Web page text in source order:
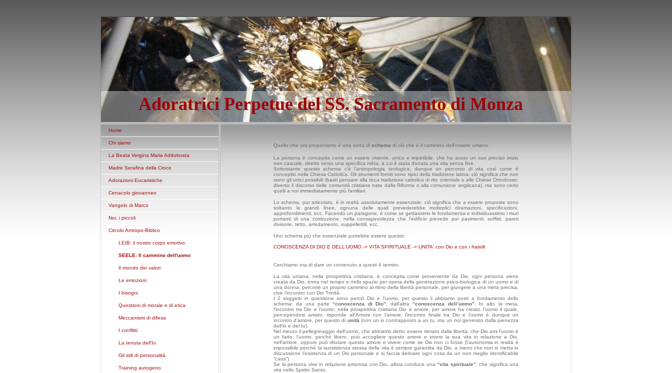
Adoratrici Perpetue del SS. Sacramento di Monza
Home
Chi siamo
La Beata Vergina Maria Addolorata
Madre Serafina della Croce
Adorazioni Eucaristiche
Cenacolo giovanneo
Vangelo di Marco
Noi, i piccoli
Circolo Antropo-Biblico
LEIB: il nostro corpo emotivo
SEELE: Il cammino dell'uomo
Il mondo dei valori
Le emozioni
I bisogni
Questioni di morale e di etica
Meccanismi di difesa
I conflitti
La tenuta dell'Io
Gli stili di personalità
Training autogeno
Quello che ora proponiamo è una sorta di schema di ciò che è il cammino dell’essere umano.
La persona è concepita come un essere vivente, unico e irripetibile, che ha avuto un suo preciso inizio
non casuale, diretto verso una specifica mèta, a cui è stata donata una vita senza fine.
Sottostante questo schema c’è l’antropologia teologica; dunque un percorso di vita così come è
concepito nella Chiesa Cattolica. Gli strumenti forniti sono tipici della tradizione latina: ciò significa che non
sono gli unici possibili (basti pensare alla ricca tradizione cattolica di rito orientale o alle Chiese Ortodosse;
diverso il discorso delle comunità cristiane nate dalla Riforma o alla comunione anglicana), ma sono certo
quelli a noi immediatamente più familiari
Lo schema, pur articolato, è in realtà assolutamente essenziale; ciò significa che a essere proposte sono
soltanto le grandi linee, ognuna delle quali prevederebbe molteplici diramazioni, specificazioni,
approfondimenti, ecc. Facendo un paragone, è come se gettassimo le fondamenta e individuassimo i muri
portanti di una costruzione, nella consapevolezza che l’edificio prevede poi pavimenti, soffitti, pareti
divisorie, tetto, arredamento, suppellettili, ecc.
Uno schema più che essenziale potrebbe essere questo:
CONOSCENZA DI DIO E DELL'UOMO -> VITA SPIRITUALE -> UNITA' con Dio e con i fratelli
Cerchiamo ora di dare un contenuto a questi 4 termini.
La vita umana, nella prospettiva cristiana, è concepita come proveniente da Dio; ogni persona viene
creata da Dio, entra nel tempo e nello spazio per opera della generazione psico-biologica di un uomo e di
una donna, percorre un proprio cammino al ritmo della libertà personale, per giungere a una meta precisa,
cioè l’incontro con Dio Trinità.
I 2 soggetti in questione sono perciò Dio e l’uomo; per questo li abbiamo posti a fondamento dello
schema: da una parte“conoscenza di Dio”, dall’altra“conoscenza dell’uomo”. In alto la meta,
l’incontro tra Dio e l’uomo; nella prospettiva cristiana Dio è amore, per amore ha creato l’uomo il quale,
percependosi amato, risponde all’Amore con l’amore: l’incontro finale tra Dio e l’uomo è dunque un
incontro d’amore, per questo di unità (non un io contrapposto a un tu, ma un noi generato dalla pienezza
dell’io e del tu).
Nel mezzo il pellegrinaggio dell’uomo, che abbiamo detto essere ritmato dalla libertà; che Dio ami l’uomo è
un fatto; l’uomo, perché libero, può accogliere questo amore e vivere la sua vita in relazione a Dio,
nell’amore, oppure può rifiutare questo amore e vivere come se Dio non ci fosse (l’autonomia in realtà è
impossibile perché la sussistenza stessa della vita è sempre garantita da Dio, a meno che non si metta in
discussione l’esistenza di un Dio personale e si faccia derivare ogni cosa da un non meglio identificabile
“caos”).
Se la persona vive in relazione amorosa con Dio, allora conduce una “vita spirituale”, che significa una
vita nello Spirito Santo.